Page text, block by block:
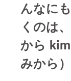
んなに
くのは
から
みから）